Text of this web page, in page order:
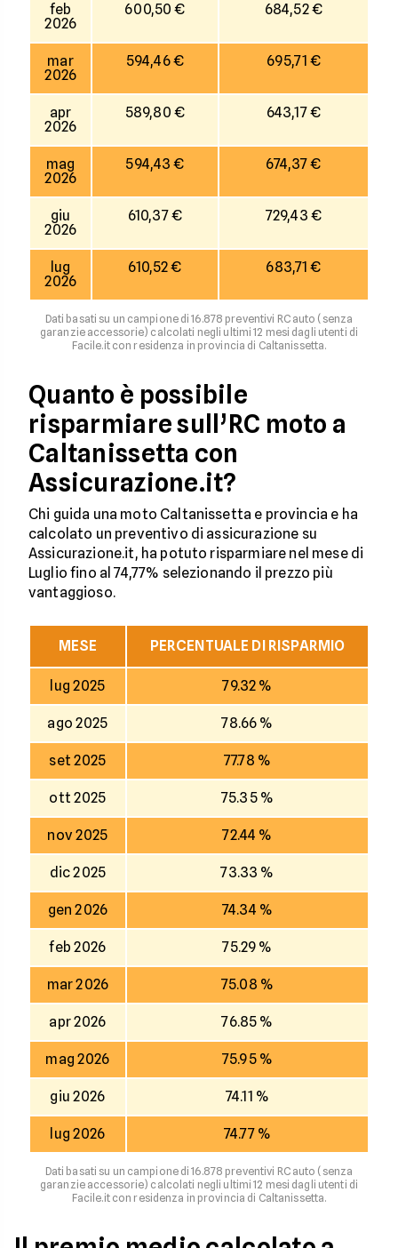
feb
2026
600,50 € 684,52 €
mar
2026
594,46 € 695,71 €
apr
2026
589,80 € 643,17 €
mag
2026
594,43 € 674,37 €
giu
2026
610,37 € 729,43 €
lug
2026
610,52 € 683,71 €
Dati basati su un campione di 16.878 preventivi RC auto (senza
garanzie accessorie) calcolati negli ultimi 12 mesi dagli utenti di
Facile.it con residenza in provincia di Caltanissetta.
Quanto è possibile
risparmiare sull’RC moto a
Caltanissetta con
Assicurazione.it?
Chi guida una moto Caltanissetta e provincia e ha
calcolato un preventivo di assicurazione su
Assicurazione.it, ha potuto risparmiare nel mese di
Luglio fino al 74,77% selezionando il prezzo più
vantaggioso.
MESE PERCENTUALE DI RISPARMIO
lug 2025 79.32 %
ago 2025 78.66 %
set 2025 77.78 %
ott 2025 75.35 %
nov 2025 72.44 %
dic 2025 73.33 %
gen 2026 74.34 %
feb 2026 75.29 %
mar 2026 75.08 %
apr 2026 76.85 %
mag 2026 75.95 %
giu 2026 74.11 %
lug 2026 74.77 %
Dati basati su un campione di 16.878 preventivi RC auto (senza
garanzie accessorie) calcolati negli ultimi 12 mesi dagli utenti di
Facile.it con residenza in provincia di Caltanissetta.